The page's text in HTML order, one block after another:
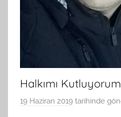
Halkımı Kutluyorum
19 Haziran 2019 tarihinde